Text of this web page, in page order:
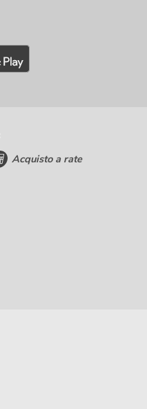
Acquisto a rate